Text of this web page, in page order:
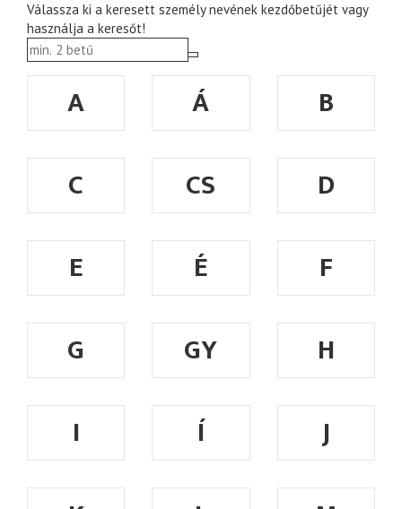
Válassza ki a keresett személy nevének kezdőbetűjét vagy
használja a keresőt!
A Á
B
C
CS
D
E
É
F
G
GY
H
I
Í
J